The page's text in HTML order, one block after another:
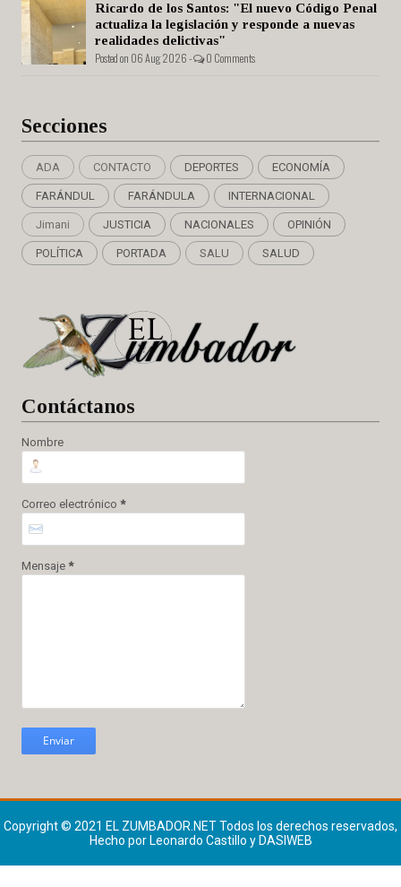
Ricardo de los Santos: "El nuevo Código Penal
actualiza la legislación y responde a nuevas
realidades delictivas"
Posted on 06 Aug 2026 - 0 Comments
Secciones
ADA CONTACTO DEPORTES ECONOMÍA
FARÁNDUL FARÁNDULA INTERNACIONAL
Jimani JUSTICIA NACIONALES OPINIÓN
POLÍTICA PORTADA SALU SALUD
Contáctanos
Nombre
Correo electrónico *
Mensaje *
Copyright © 2021 EL ZUMBADOR.NETTodos los derechos reservados,
Hecho por Leonardo Castillo y DASIWEB